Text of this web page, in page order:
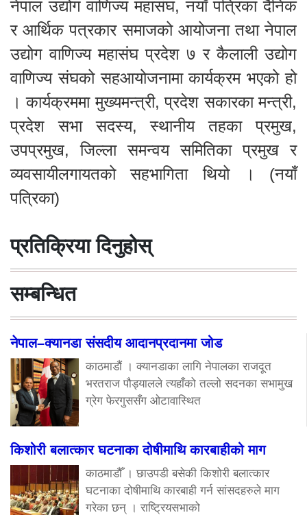
नेपाल उद्योग वाणिज्य महासंघ, नयाँ पत्रिका दैनिक
र आर्थिक पत्रकार समाजको आयोजना तथा नेपाल
उद्योग वाणिज्य महासंघ प्रदेश ७ र कैलाली उद्योग
वाणिज्य संघको सहआयोजनामा कार्यक्रम भएको हो
। कार्यक्रममा मुख्यमन्त्री, प्रदेश सकारका मन्त्री,
प्रदेश सभा सदस्य, स्थानीय तहका प्रमुख,
उपप्रमुख, जिल्ला समन्वय समितिका प्रमुख र
व्यवसायीलगायतको सहभागिता थियो । (नयाँ
पत्रिका)
प्रतिक्रिया दिनुहोस्
सम्बन्धित
नेपाल–क्यानडा संसदीय आदानप्रदानमा जोड
काठमाडौं । क्यानडाका लागि नेपालका राजदूत
भरतराज पौड्यालले त्यहाँको तल्लो सदनका सभामुख
ग्रेग फेरगुससँग ओटावास्थित
किशोरी बलात्कार घटनाका दोषीमाथि कारबाहीको माग
काठमाडौँ । छाउपडी बसेकी किशोरी बलात्कार
घटनाका दोषीमाथि कारबाही गर्न सांसदहरुले माग
गरेका छन् । राष्ट्रियसभाको